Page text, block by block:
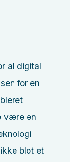
al digital
for en
være en
blot et